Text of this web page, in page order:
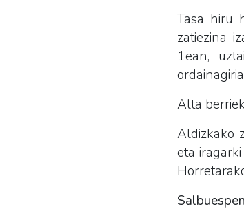
Tasa hiru
zatiezina
1ean,
Alta
Aldizkako
eta